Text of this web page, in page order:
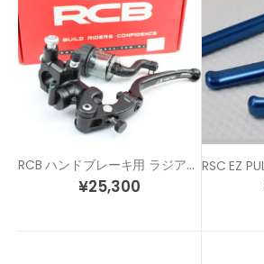
RCB ハンドブレーキ用 ラジアル マスターシリンダー(左側用)
¥25,300